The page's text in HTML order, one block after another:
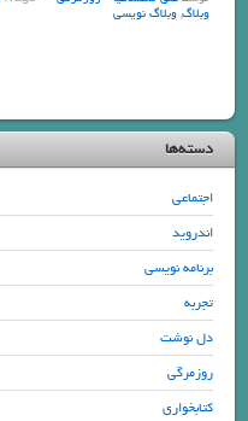
وبلاگ,وبلاگ نویسی
دسته‌ها
اجتماعی
اندروید
برنامه نویسی
تجربه
دل نوشت
روزمرگی
کتابخواری